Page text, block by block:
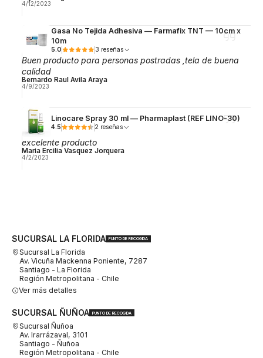
4/12/2023
Gasa No Tejida Adhesiva — Farmafix TNT — 10cm x
10m
5.0 3 reseñas
Buen producto para personas postradas ,tela de buena
calidad
Bernardo Raul Avila Araya
4/9/2023
Linocare Spray 30 ml — Pharmaplast (REF LINO-30)
4.5 2 reseñas
excelente producto
Maria Ercilia Vasquez Jorquera
4/2/2023
SUCURSAL LA FLORIDA PUNTO DE RECOGIDA
Sucursal La Florida
Av. Vicuña Mackenna Poniente, 7287
Santiago - La Florida
Región Metropolitana - Chile
Ver más detalles
SUCURSAL ÑUÑOA PUNTO DE RECOGIDA
Sucursal Ñuñoa
Av. Irarrázaval, 3101
Santiago - Ñuñoa
Región Metropolitana - Chile